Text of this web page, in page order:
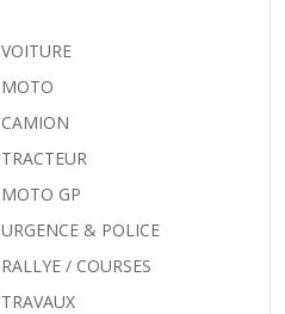
VOITURE
MOTO
CAMION
TRACTEUR
MOTO GP
URGENCE & POLICE
RALLYE / COURSES
TRAVAUX